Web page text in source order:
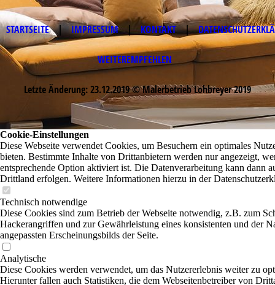
STARTSEITE | IMPRESSUM | KONTAKT |
WEITEREMPFEHLEN
Letzte Änderung: 23.12.2019 © Malerbetrieb Lohbreyer 2019
Cookie-Einstellungen
Diese Webseite verwendet Cookies, um Besuchern ein optimales
bieten. Bestimmte Inhalte von Drittanbietern werden nur angezeigt,
entsprechende Option aktiviert ist. Die Datenverarbeitung kann dann
Drittland erfolgen. Weitere Informationen hierzu in der
Technisch notwendige
Diese Cookies sind zum Betrieb der Webseite notwendig, z.B. zum
Hackerangriffen und zur Gewährleistung eines konsistenten und der
angepassten Erscheinungsbilds der Seite.
Analytische
Diese Cookies werden verwendet, um das Nutzererlebnis weiter zu
Hierunter fallen auch Statistiken, die dem Webseitenbetreiber von